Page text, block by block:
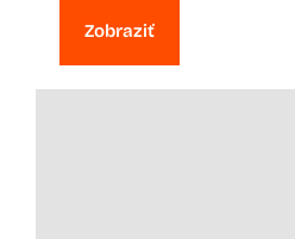
Zobraziť